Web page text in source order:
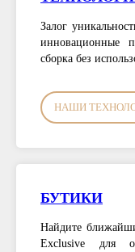
Залог
инновационные
сборка без
НАШИ
БУТИКИ
Найдите
Exclusive для